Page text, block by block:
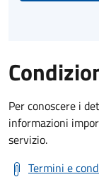
Per conoscere i
informazioni
servizio.
Termini e